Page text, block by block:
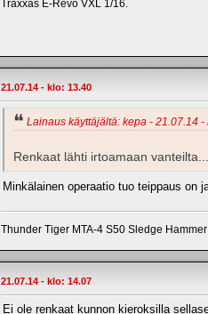
Traxxas E-Revo VXL 1/16.
21.07.14 - klo: 13.40
Lainaus käyttäjältä: kepa - 21.07.14 -
Renkaat lähti irtoamaan
Minkälainen operaatio tuo teippaus on
Thunder Tiger MTA-4 S50 Sledge
21.07.14 - klo: 14.07
Ei ole renkaat kunnon kieroksilla